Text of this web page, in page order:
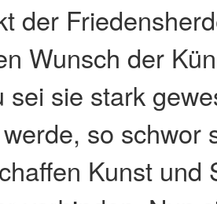
der
Wunsch der
sei sie stark
so schwor
Kunst und